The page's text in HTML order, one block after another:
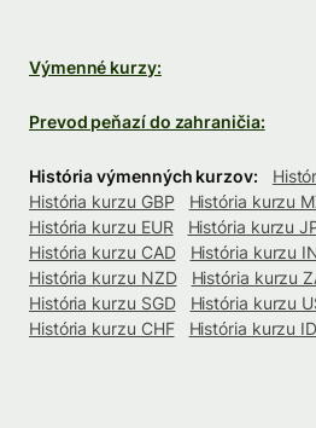
Výmenné kurzy:
Prevod peňazí do zahraničia:
História výmenných kurzov:
História kurzu GBP
História kurzu
História kurzu EUR
História kurzu
História kurzu CAD
História kurzu
História kurzu NZD
História kurzu
História kurzu SGD
História kurzu
História kurzu CHF
História kurzu